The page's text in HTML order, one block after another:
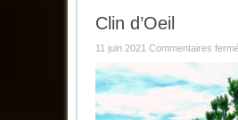
Clin d’Oeil
11 juin 2021 Commentaires